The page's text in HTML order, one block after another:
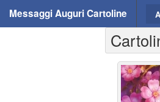
Messaggi Auguri Cartoline